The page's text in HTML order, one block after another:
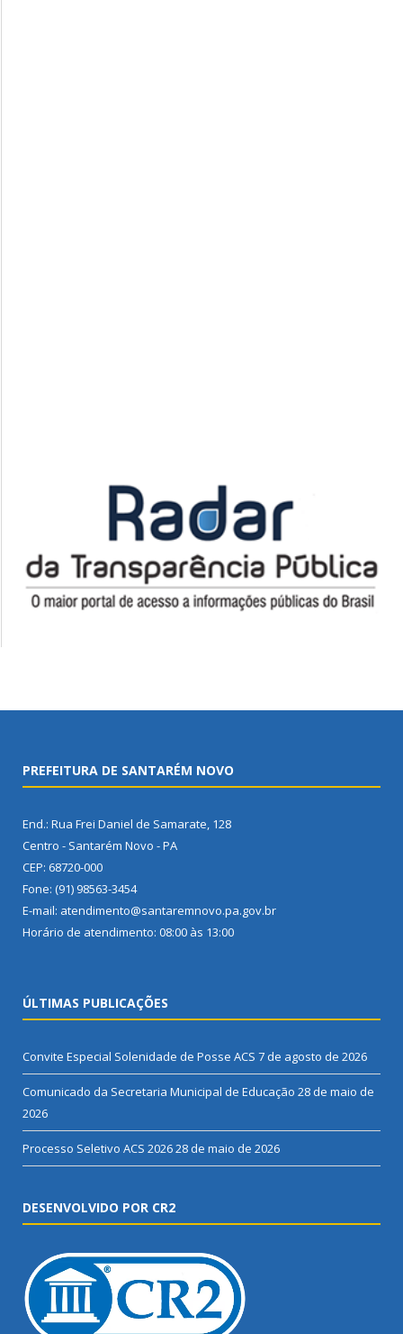
PREFEITURA DE SANTARÉM NOVO
End.: Rua Frei Daniel de Samarate, 128
Centro - Santarém Novo - PA
CEP: 68720-000
Fone: (91) 98563-3454
E-mail: atendimento@santaremnovo.pa.gov.br
Horário de atendimento: 08:00 às 13:00
ÚLTIMAS PUBLICAÇÕES
Convite Especial Solenidade de Posse ACS 7 de agosto de 2026
Comunicado da Secretaria Municipal de Educação 28 de maio de
2026
Processo Seletivo ACS 202628 de maio de 2026
DESENVOLVIDO POR CR2